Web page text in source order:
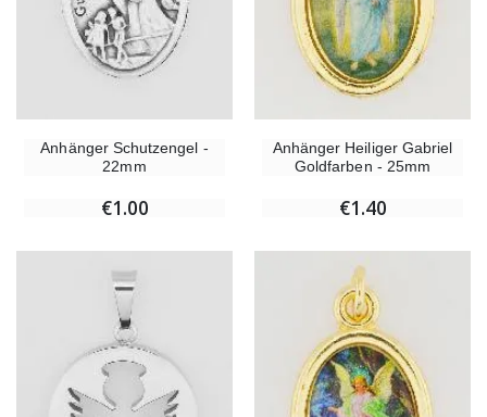
Anhänger Schutzengel -
22mm
€1.00
Anhänger Heiliger Gabriel
Goldfarben - 25mm
€1.40